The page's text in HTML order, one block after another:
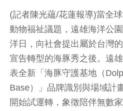
(記者陳光蘊/花蓮報導)當全
動物福祉議題，遠雄海洋公
洋日，向社會提出屬於台灣
宣告轉型的海豚秀之後。遠
表全新「海豚守護基地（
Base）」品牌識別與場域計
開始試運轉，象徵陪伴無數